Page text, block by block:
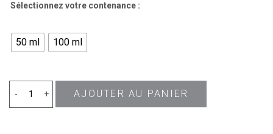
Sélectionnez votre contenance :
50 ml 100 ml
+
- quantité AJOUTER AU PANIER